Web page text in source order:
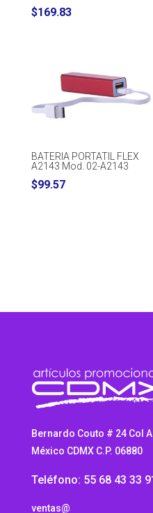
$169.83
BATERIA PORTATIL FLEX
A2143 Mod. 02-A2143
$99.57
Bernardo Couto # 24 Col
México CDMX C.P. 06880
Teléfono: 55 68 43 33
ventas@